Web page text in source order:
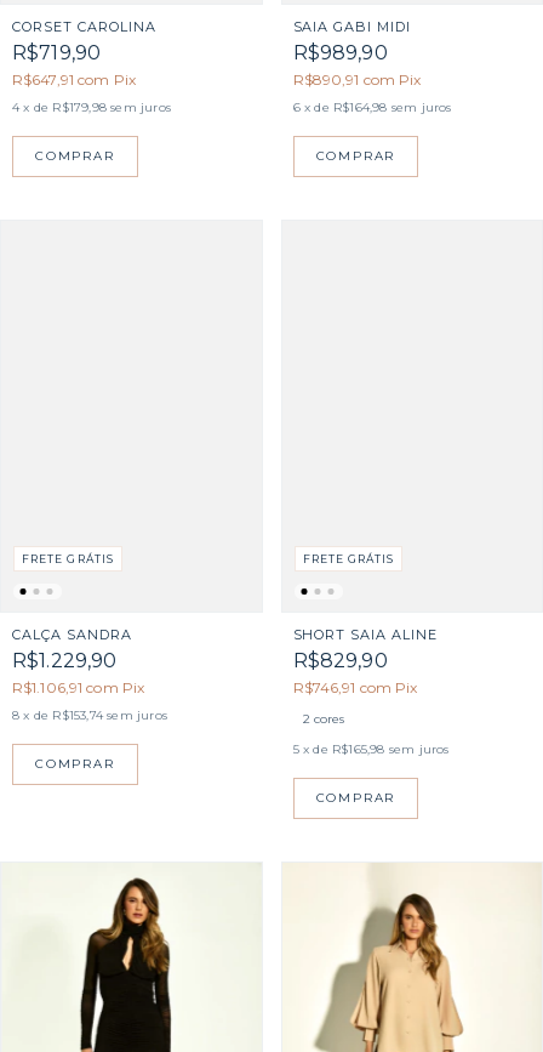
CORSET CAROLINA
R$719,90
R$647,91com Pix
4 x de R$179,98 sem juros
COMPRAR
SAIA GABI MIDI
R$989,90
R$890,91 com Pix
6 x de R$164,98 sem juros
COMPRAR
FRETE GRÁTIS
CALÇA SANDRA
R$1.229,90
R$1.106,91com Pix
8 x de R$153,74 sem juros
COMPRAR
FRETE GRÁTIS
SHORT SAIA ALINE
R$829,90
R$746,91 com Pix
2 cores
5 x de R$165,98 sem juros
COMPRAR